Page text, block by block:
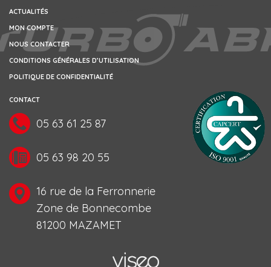
ACTUALITÉS
MON COMPTE
NOUS CONTACTER
CONDITIONS GÉNÉRALES D’UTILISATION
POLITIQUE DE CONFIDENTIALITÉ
CONTACT
05 63 61 25 87
05 63 98 20 55
16 rue de la Ferronnerie
Zone de Bonnecombe
81200 MAZAMET